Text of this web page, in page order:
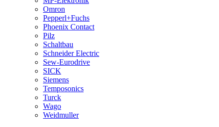
Omron
Pepperl+Fuchs
Phoenix Contact
Pilz
Schaltbau
Schneider Electric
Sew-Eurodrive
SICK
Siemens
Temposonics
Turck
Wago
Weidmuller